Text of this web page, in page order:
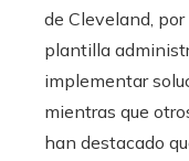
de Cleveland,
plantilla
implementar
mientras que
han destacado